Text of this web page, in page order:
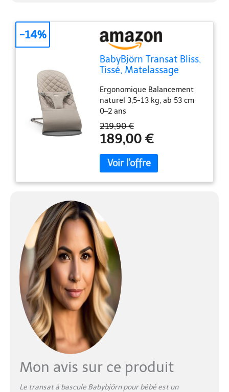
BabyBjörn Transat Bliss,
Tissé, Matelassage
Ergonomique Balancement
naturel 3,5-13 kg, ab 53 cm
0–2 ans
219,90 €
189,00 €
-14%
Mon avis sur ce produit
Le transat à bascule Babybjörn pour bébé est un